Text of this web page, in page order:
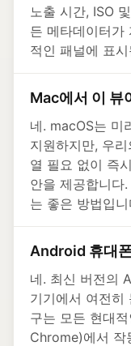
노출 시간, ISO
든 메타데이터가
적인 패널에 표
Mac에서 이 뷰
네. macOS는 미
지원하지만, 우
열 필요 없이 즉
안을 제공합니다
는 좋은 방법입니
Android 휴대
네. 최신 버전의
기기에서 여전히
구는 모든 현대
Chrome)에서 작